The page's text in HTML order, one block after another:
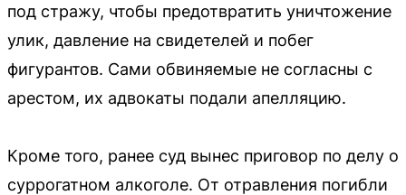
под стражу, чтобы предотвратить уничтожение
улик, давление на свидетелей и побег
фигурантов. Сами обвиняемые не согласны с
арестом, их адвокаты подали апелляцию.
Кроме того, ранее суд вынес приговор по делу о
суррогатном алкоголе. От отравления погибли